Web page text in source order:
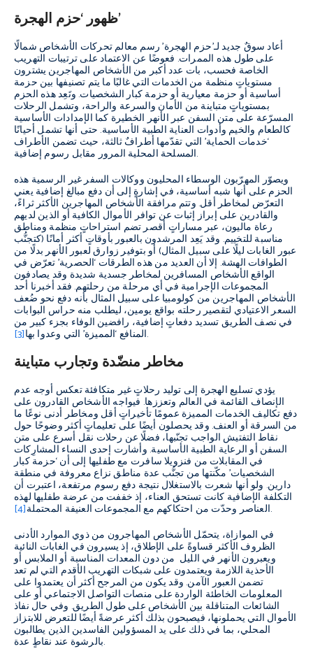
ظهور ‘حزم الهجرة’
أعاد سوقٌ جديد لـ’حزم الهجرة’ رسم معالم تحركات الأشخاص شمالًا
على طول هذه الممرات. فعوضًا عن الاعتماد على ترتيبات التهريب
الخاصة فحسب، بات عدد أكبر من الأشخاص المهاجرين يشترون
مستوياتٍ منظمة من الخدمات التي غالبًا ما يتم تصنيفها بين حزمة
أساسية أو حزمة معيارية أو حزمة كبار الشخصيات. وتَعِد هذه الحزم
بمستوياتٍ متباينة من الأمان والسرعة والراحة، وتشمل الرحلات
المسرّعة على متن السفن عبر الأنهر الخطيرة كما الإمدادات الأساسية
كالطعام والخيم وأدوات العناية الطبية الأساسية. حتى أنها تشمل أحيانًا
‘خدمات الحماية’ التي تقدّمها أطرافٌ ثالثة، حيث تضمن الأطراف
المسلحة المحلية المرور مقابل رسوم إضافية.
ويصوّر المهرّبون الوسطاء المحليون ووكالات السفر غير الرسمية هذه
الحزم على أنها شبه أساسية، في إشارةٍ إلى أن دفع مبالغ إضافية يعني
التعرّض لمخاطر أقل. وتتم مرافقة الأشخاص المهاجرين الأكثر ثراءً،
والقادرين على إبراز إثبات عن توافر الأموال الكافية أو الذين لديهم
رعاة ماليون، عبر مساراتٍ أقصر تضم استراحاتٍ منظمة ومناطق
مناسبة للتخييم. وقد يَعِد المرشدون بالعبور بأوقاتٍ أكثر أمانًا (كتجنُّب
عبور الغابات ليلًا على سبيل المثال) أو بتوفير زوارق لعبور الأنهر بدلًا من
الطوافات الهشة. إلا أن العديد من هذه الطرقات ‘الحصرية’ تعرّض في
الواقع الأشخاص المسافرين لمخاطر جسدية شديدة وقد يصادفون
المجموعات الإجرامية في أي مرحلة من رحلتهم. فقد أخبرنا أحد
الأشخاص المهاجرين من كولومبيا على سبيل المثال بأنه دفع نحو ضُعف
السعر الاعتيادي لتقصير رحلته بواقع يومين، ليطلب منه حراس البوابات
في نصف الطريق تسديد دفعاتٍ إضافية، رافضين الوفاء بجزء كبير من
المنافع ‘المميزة’ التي وعدوا بها[3] .
مخاطر منضّدة وتجارب متباينة
يؤدي تسليع الهجرة إلى توليد رحلاتٍ غير متكافئة تعكس أوجه عدم
الإنصاف القائمة في العالم وتعززها. فيواجه الأشخاص القادرون على
دفع تكاليف الخدمات المميزة عمومًا تأخيراتٍ أقل ومخاطر أدنى نوعًا ما
من السرقة أو العنف. وقد يحصلون أيضًا على تعليماتٍ أكثر وضوحًا حول
نقاط التفتيش الواجب تجنّبها، فضلًا عن رحلات نقل أسرع على متن
السفن أو الرعاية الطبية الأساسية. وأشارت إحدى النساء المشارِكات
في المقابلات من فنزويلا سافرت مع طفليها إلى أن ‘حزمة كبار
الشخصيات’ مكّنتها من تجنُّب عدة مناطق نزاع معروفة في منطقة
دارين. ولو أنها شعرت بالاستغلال نتيجة دفع رسوم مرتفعة، اعتبرت أن
التكلفة الإضافية كانت تستحق العناء، إذ خففت من عرضة طفليها لهذه
العناصر وحدّت من احتكاكهم مع المجموعات العنيفة المحتملة[4]
.
في الموازاة، يتحمّل الأشخاص المهاجرون من ذوي الموارد الأدنى
الظروف الأكثر قساوةً على الإطلاق، إذ يسيرون في الغابات النائية
ويعبرون الأنهر في الليل من دون المعدات المناسبة أو الملابس أو
الأحذية اللازمة ويعتمدون على شبكات التهريب الأقدم التي لم تعد
تضمن العبور الآمن. وقد يكون من المرجح أكثر أن يعتمدوا على
المعلومات الخاطئة الواردة على منصات التواصل الاجتماعي أو على
الشائعات المتناقلة بين الأشخاص على طول الطريق. وفي حال نفاذ
الأموال التي يحملونها، فيصبحون بذلك أكثر عرضةً أيضًا للتعرض للابتزاز
المحلي، بما في ذلك على يد المسؤولين الفاسدين الذين يطالبون
بالرشوة عند نقاطٍ عدة.